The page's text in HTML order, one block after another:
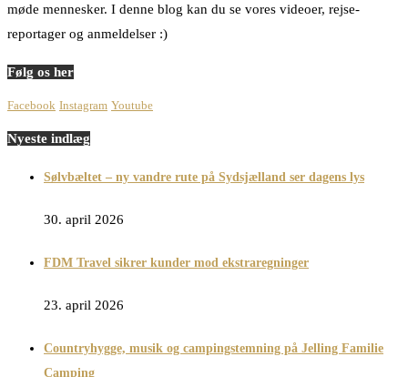
møde mennesker. I denne blog kan du se vores videoer, rejse-
reportager og anmeldelser :)
Følg os her
Facebook Instagram Youtube
Nyeste indlæg
Sølvbæltet – ny vandre rute på Sydsjælland ser dagens lys
30. april 2026
FDM Travel sikrer kunder mod ekstraregninger
23. april 2026
Countryhygge, musik og campingstemning på Jelling Familie
Camping